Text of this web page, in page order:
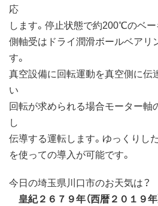
応
します。停止状態で約200℃のベ
側軸受はドライ潤滑ボールベアリ
す。
真空設備に回転運動を真空側に伝
い
回転が求められる場合モーター軸
し
伝導する運転します。ゆっくりし
を使っての導入が可能です。
今日の埼玉県川口市のお天気は？
皇紀２６７９年（西暦２０１９年